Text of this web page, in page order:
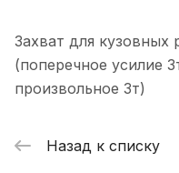
Захват для кузовных
(поперечное усилие
произвольное 3т)
Назад к списку